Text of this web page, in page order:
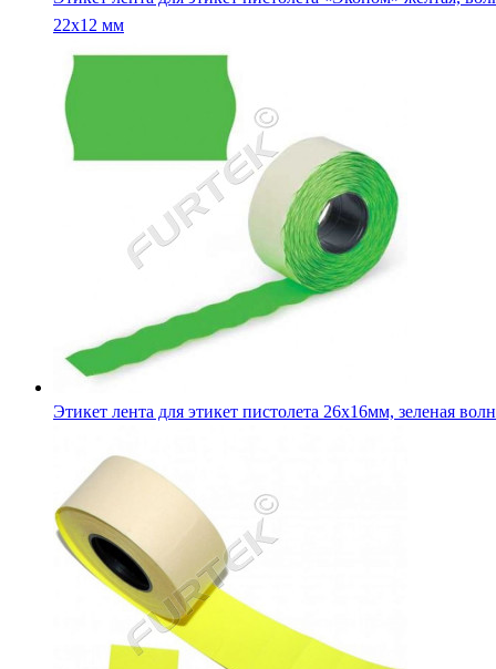
22х12 мм
Этикет лента для этикет пистолета 26х16мм, зеленая